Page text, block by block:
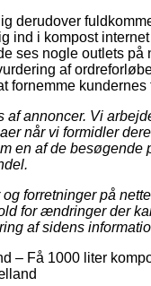
derudover
ind i kompost
ses nogle outlets på
af
fornemme kundernes
af annoncer. Vi
når vi formidler
en af de besøgende
forretninger på
for ændringer der
af sidens
– Få 1000 liter